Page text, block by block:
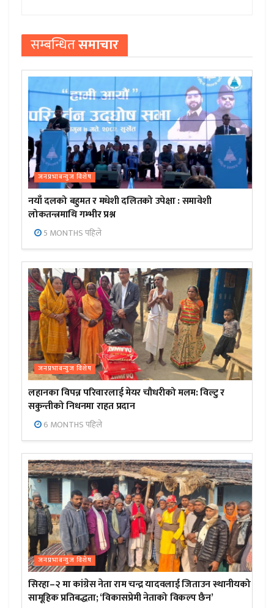
सम्बन्धितसमाचार
जनप्रभाबन्युज विशेष
नयाँ दलको बहुमत र मधेशी दलितको उपेक्षा : समावेशी
लोकतन्त्रमाथि गम्भीर प्रश्न
5 MONTHS पहिले
जनप्रभाबन्युज विशेष
लहानका विपन्न परिवारलाई मेयर चौधरीको मलम: विल्टु र
सकुन्तीको निधनमा राहत प्रदान
6 MONTHS पहिले
जनप्रभाबन्युज विशेष
सिरहा–२ मा कांग्रेस नेता राम चन्द्र यादवलाई जिताउन स्थानीयको
सामूहिक प्रतिबद्धता; ‘विकासप्रेमी नेताको विकल्प छैन’